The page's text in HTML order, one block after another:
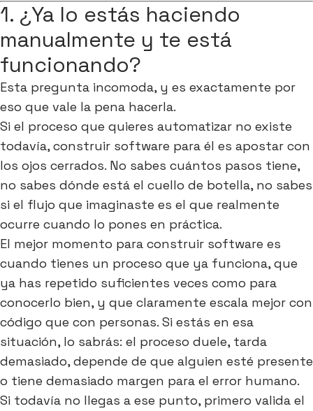
1. ¿Ya lo estás haciendo
manualmente y te está
funcionando?
Esta pregunta incomoda, y es exactamente por
eso que vale la pena hacerla.
Si el proceso que quieres automatizar no existe
todavía, construir software para él es apostar con
los ojos cerrados. No sabes cuántos pasos tiene,
no sabes dónde está el cuello de botella, no sabes
si el flujo que imaginaste es el que realmente
ocurre cuando lo pones en práctica.
El mejor momento para construir software es
cuando tienes un proceso que ya funciona, que
ya has repetido suficientes veces como para
conocerlo bien, y que claramente escala mejor con
código que con personas. Si estás en esa
situación, lo sabrás: el proceso duele, tarda
demasiado, depende de que alguien esté presente
o tiene demasiado margen para el error humano.
Si todavía no llegas a ese punto, primero valida el